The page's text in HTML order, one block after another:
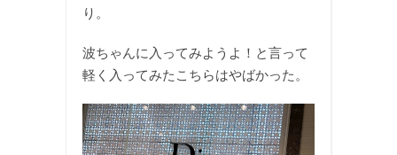
り。
波ちゃんに入ってみようよ！と言って
軽く入ってみたこちらはやばかった。